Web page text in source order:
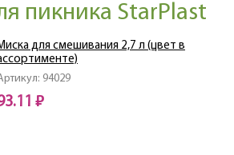
пикника StarPlast
94029
для смешивания 2,7 л (цвет в
₽